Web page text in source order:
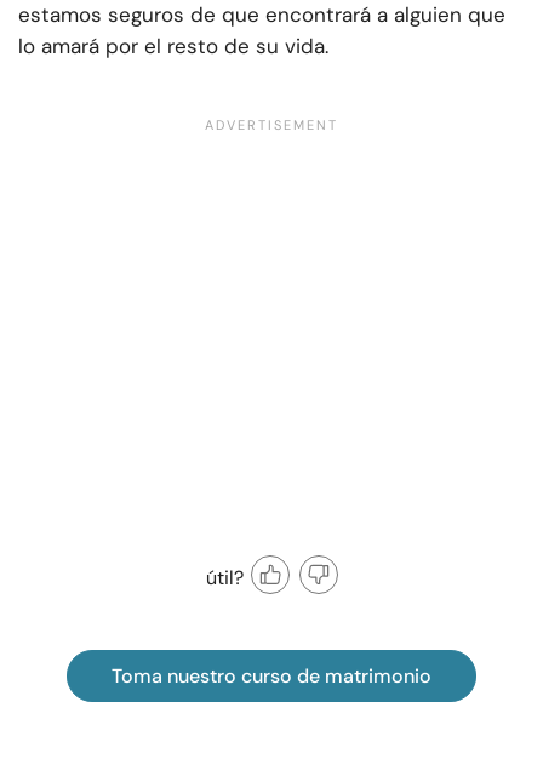
estamos seguros de que encontrará a alguien que
lo amará por el resto de su vida.
útil?
Toma nuestro curso de matrimonio